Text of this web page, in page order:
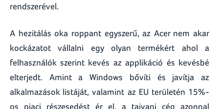
rendszerével.
A hezitálás oka roppant egyszerű, az Acer nem akar
kockázatot vállalni egy olyan termékért ahol a
felhasználók szerint kevés az applikáció és kevésbé
elterjedt. Amint a Windows bővíti és javítja az
alkalmazások listáját, valamint az EU területén 15%-
os piaci részesedést ér el, a tajvani cég azonnal